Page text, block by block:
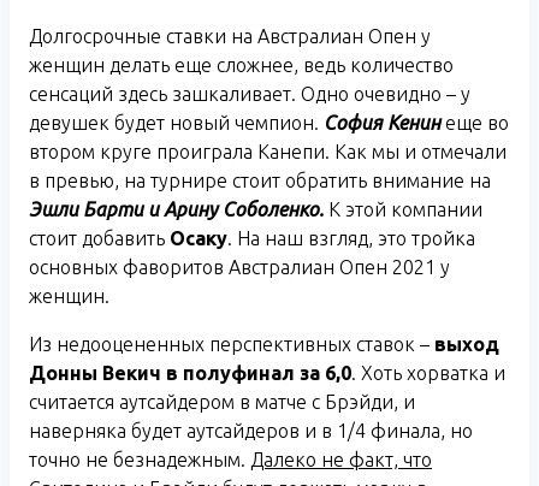
Долгосрочные ставки на Австралиан Опен у
женщин делать еще сложнее, ведь количество
сенсаций здесь зашкаливает. Одно очевидно – у
девушек будет новый чемпион. София Кенинеще во
втором круге проиграла Канепи. Как мы и отмечали
в превью, на турнире стоит обратить внимание на
Эшли Барти и Арину Соболенко. К этой компании
стоит добавить Осаку. На наш взгляд, это тройка
основных фаворитов Австралиан Опен 2021 у
женщин.
Из недооцененных перспективных ставок – выход
Донны Векич в полуфинал за 6,0. Хоть хорватка и
считается аутсайдером в матче с Брэйди, и
наверняка будет аутсайдеров и в 1/4 финала, но
точно не безнадежным. Далеко не факт, что